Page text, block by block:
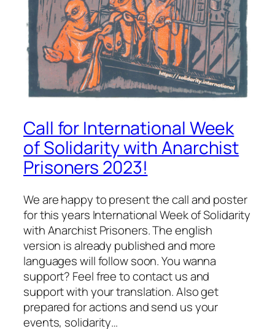
Call for International Week
of Solidarity with Anarchist
Prisoners 2023!
We are happy to present the call and poster
for this years International Week of Solidarity
with Anarchist Prisoners. The english
version is already published and more
languages will follow soon. You wanna
support? Feel free to contact us and
support with your translation. Also get
prepared for actions and send us your
events, solidarity…